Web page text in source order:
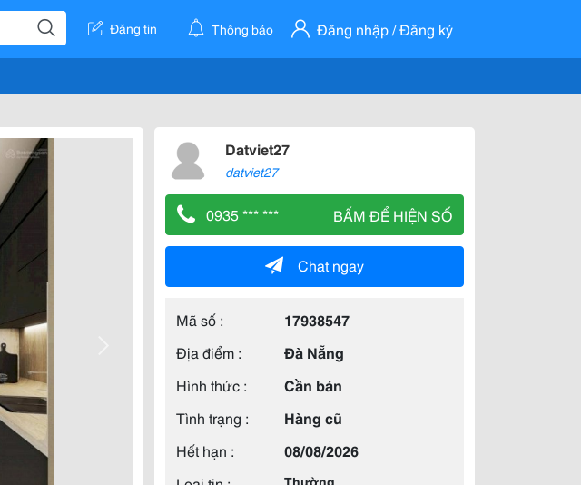
Đăng tin Thông báo Đăng nhập / Đăng ký
Datviet27
datviet27
0935 *** *** BẤM ĐỂ HIỆN SỐ
Chat ngay
Mã số :
17938547
Địa điểm :
Đà Nẵng
Hình thức :
Cần bán
Tình trạng :
Hàng cũ
Hết hạn :
08/08/2026
Thường